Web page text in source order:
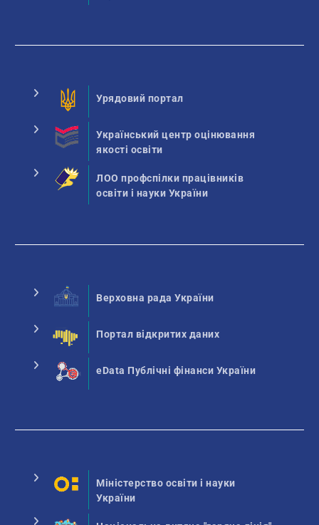
Урядовий портал
Український центр оцінювання
якості освіти
ЛОО профспілки працівників
освіти і науки України
Верховна рада України
Портал відкритих даних
eData Публічні фінанси України
Міністерство освіти і науки
України